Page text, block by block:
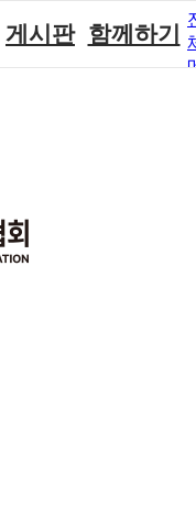
게시판
포토갤러리
자유게시판
함께하기